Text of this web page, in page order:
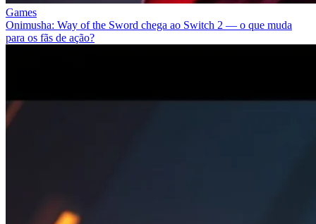
Games
Onimusha: Way of the Sword chega ao Switch 2 — o que muda
para os fãs de ação?